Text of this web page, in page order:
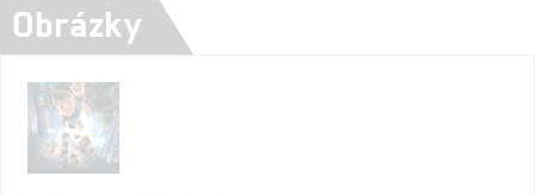
Obrázky